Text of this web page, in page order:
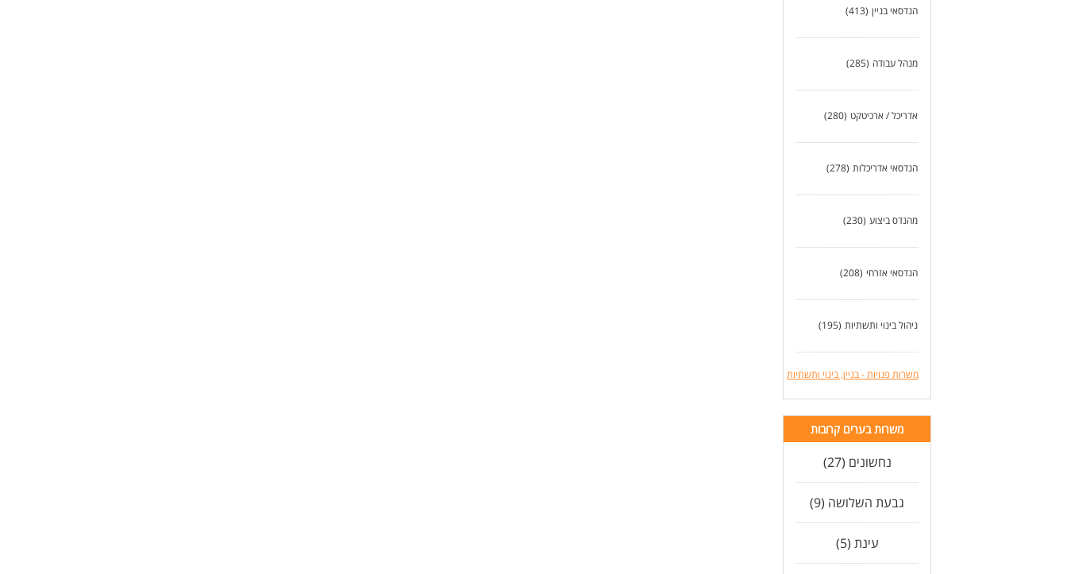
הנדסאי בניין (413)
מנהל עבודה (285)
אדריכל / ארכיטקט (280)
הנדסאי אדריכלות (278)
מהנדס ביצוע (230)
הנדסאי אזרחי (208)
ניהול בינוי ותשתיות (195)
משרות פנויות - בניין, בינוי ותשתיות
משרות בערים קרובות
נחשונים (27)
גבעת השלושה (9)
עינת (5)